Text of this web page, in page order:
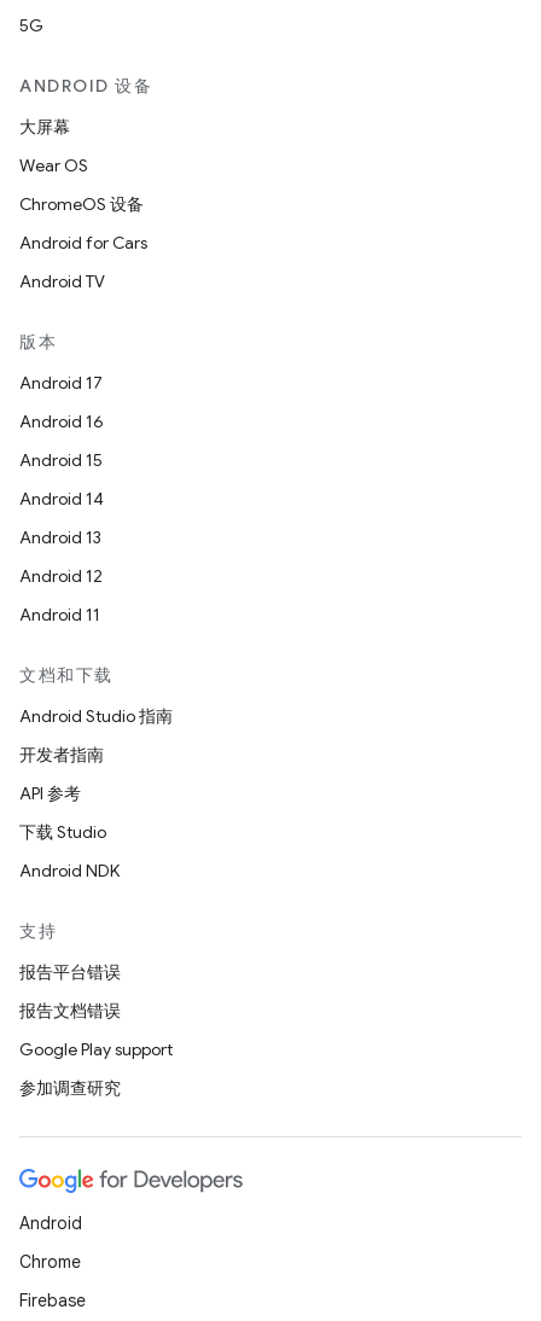
5G
ANDROID 设备
大屏幕
Wear OS
ChromeOS 设备
Android for Cars
Android TV
版本
Android 17
Android 16
Android 15
Android 14
Android 13
Android 12
Android 11
文档和下载
Android Studio 指南
开发者指南
API 参考
下载 Studio
Android NDK
支持
报告平台错误
报告文档错误
Google Play support
参加调查研究
Android
Chrome
Firebase